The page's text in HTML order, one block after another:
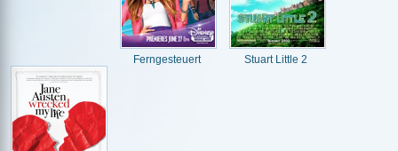
Ferngesteuert Stuart Little 2